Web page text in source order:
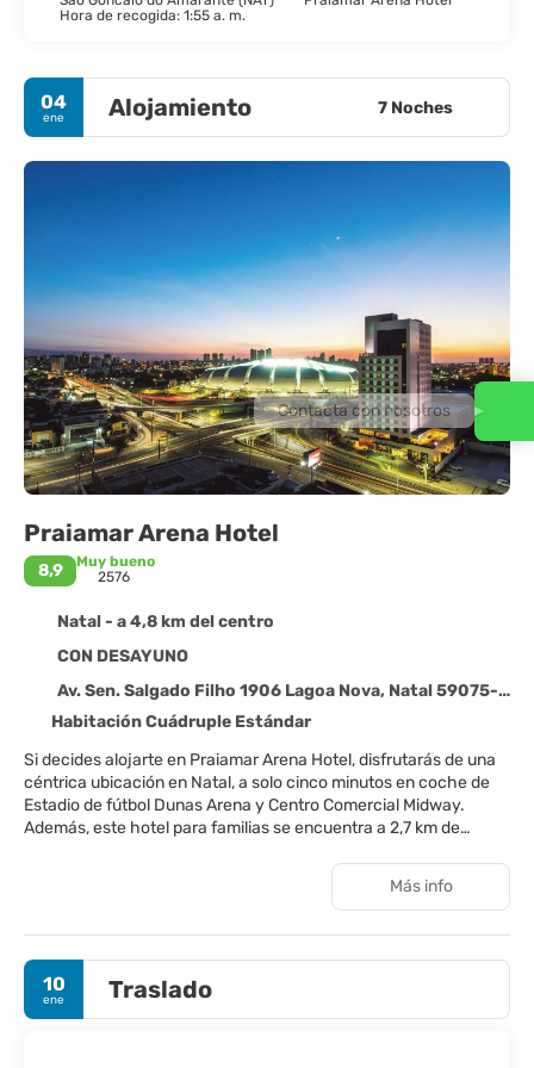
Hora de recogida: 1:55 a. m.
04
ene Alojamiento 7 Noches
Praiamar Arena Hotel
8,9
Muy bueno
2576
Natal - a 4,8 km del centro
CON DESAYUNO
Av. Sen. Salgado Filho 1906 Lagoa Nova, Natal 59075-000
Habitación Cuádruple Estándar
Si decides alojarte en Praiamar Arena Hotel, disfrutarás de una
céntrica ubicación en Natal, a solo cinco minutos en coche de
Estadio de fútbol Dunas Arena y Centro Comercial Midway.
Además, este hotel para familias se encuentra a 2,7 km de
piscina al aire libre, sauna y gimnasio abierto las 24 horas a tu
disposición. Encontrarás además conexión a Internet wifi gratis,
servicios de conserjería y un salón de eventos.
Más info
10
ene Traslado
Contacta con nosotros